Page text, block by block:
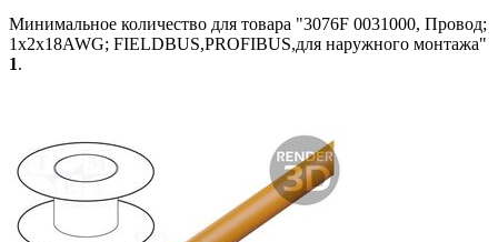
Минимальное количество для товара "3076F 0031000, Провод;
1x2x18AWG; FIELDBUS,PROFIBUS,для наружного монтажа"
1.